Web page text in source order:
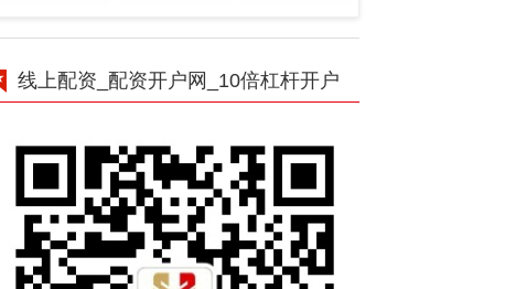
线上配资_配资开户网_10倍杠杆开户